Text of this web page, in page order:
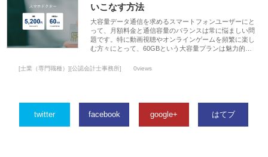
いこなす方法
大容量データ通信を求めるスマートフォンユーザーにと
って、月額料金と通信容量のバランスは常に悩ましい問
題です。特に動画視聴やオンラインゲームを頻繁に楽し
む方々にとって、60GBという大容量プランは魅力的…
[士業（専門職種）][公認会計士事務所] 0views
twitter facebook google+ はてブ